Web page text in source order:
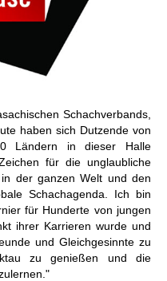
Schachverbands,
haben sich Dutzende von
Ländern in dieser Halle
für die unglaubliche
der ganzen Welt und den
Schachagenda. Ich bin
für Hunderte von jungen
ihrer Karrieren wurde und
und Gleichgesinnte zu
zu genießen und die